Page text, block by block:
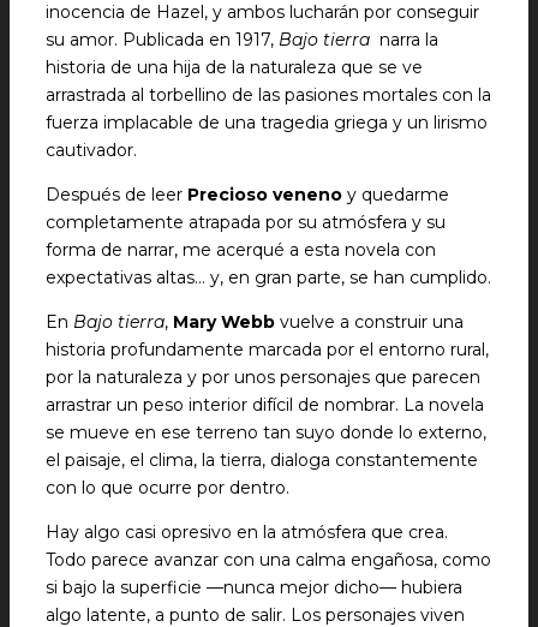
inocencia de Hazel, y ambos lucharán por conseguir
su amor. Publicada en 1917, Bajo tierra narra la
historia de una hija de la naturaleza que se ve
arrastrada al torbellino de las pasiones mortales con la
fuerza implacable de una tragedia griega y un lirismo
cautivador.
Después de leer Precioso veneno y quedarme
completamente atrapada por su atmósfera y su
forma de narrar, me acerqué a esta novela con
expectativas altas… y, en gran parte, se han cumplido.
En Bajo tierra, Mary Webb vuelve a construir una
historia profundamente marcada por el entorno rural,
por la naturaleza y por unos personajes que parecen
arrastrar un peso interior difícil de nombrar. La novela
se mueve en ese terreno tan suyo donde lo externo,
el paisaje, el clima, la tierra, dialoga constantemente
con lo que ocurre por dentro.
Hay algo casi opresivo en la atmósfera que crea.
Todo parece avanzar con una calma engañosa, como
si bajo la superficie —nunca mejor dicho— hubiera
algo latente, a punto de salir. Los personajes viven